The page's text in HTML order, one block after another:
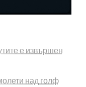
е извършен
над голф